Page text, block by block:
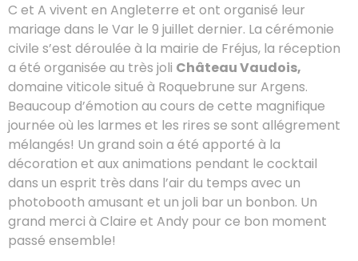
C et A vivent en Angleterre et ont organisé leur
mariage dans le Var le 9 juillet dernier. La cérémonie
civile s’est déroulée à la mairie de Fréjus, la réception
a été organisée au très joli Château Vaudois,
domaine viticole situé à Roquebrune sur Argens.
Beaucoup d’émotion au cours de cette magnifique
journée où les larmes et les rires se sont allégrement
mélangés! Un grand soin a été apporté à la
décoration et aux animations pendant le cocktail
dans un esprit très dans l’air du temps avec un
photobooth amusant et un joli bar un bonbon. Un
grand merci à Claire et Andy pour ce bon moment
passé ensemble!